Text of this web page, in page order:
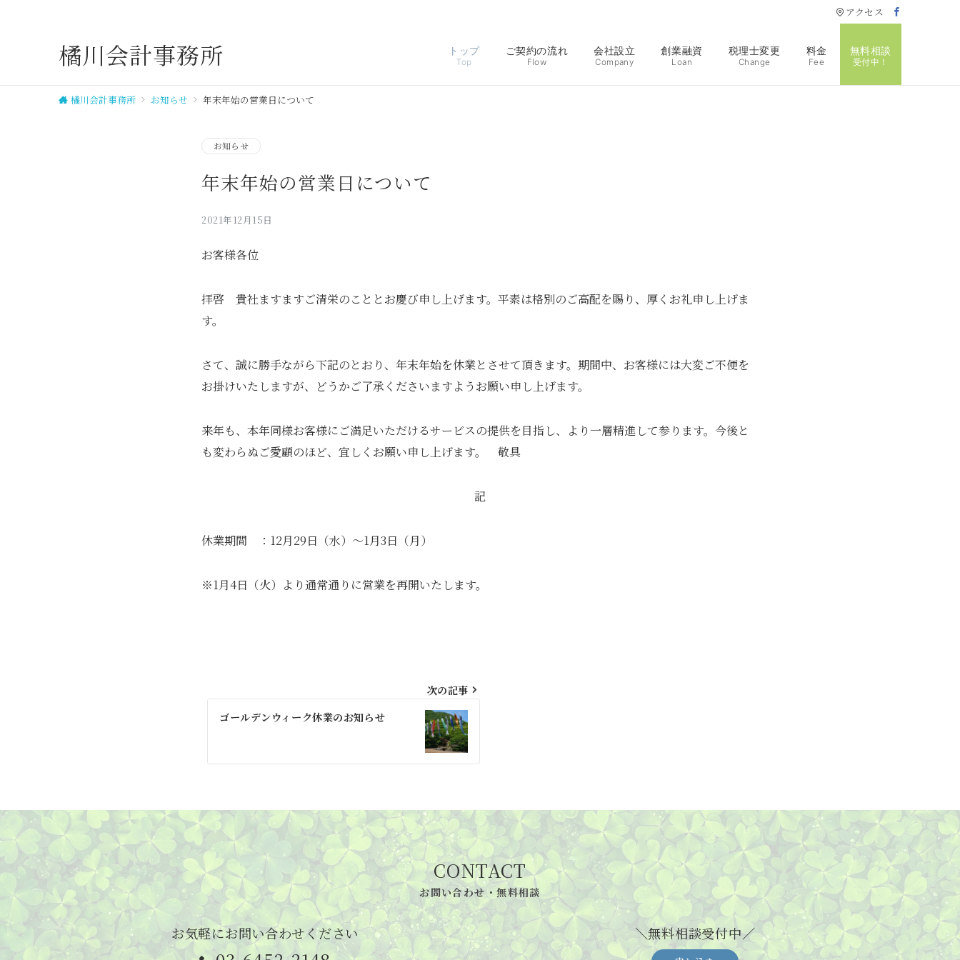
アクセス
橘川会計事務所 トップ
Top
ご契約の流れ
Flow
会社設立
Company
創業融資
Loan
税理士変更
Change
料金
Fee
無料相談
受付中！
橘川会計事務所 お知らせ 年末年始の営業日について
お知らせ
年末年始の営業日について
2021年12月15日
お客様各位
拝啓 貴社ますますご清栄のこととお慶び申し上げます。平素は格別のご高配を賜り、厚くお礼申し上げま
す。
さて、誠に勝手ながら下記のとおり、年末年始を休業とさせて頂きます。期間中、お客様には大変ご不便を
お掛けいたしますが、どうかご了承くださいますようお願い申し上げます。
来年も、本年同様お客様にご満足いただけるサービスの提供を目指し、より一層精進して参ります。今後と
も変わらぬご愛顧のほど、宜しくお願い申し上げます。 敬具
記
休業期間 ：12月29日（水）～1月3日（月）
※1月4日（火）より通常通りに営業を再開いたします。
ナ
ゲ
ー
シ
ョ
ン
次の記事
ゴールデンウィーク休業のお知らせ
CONTACT
お問い合わせ・無料相談
お気軽にお問い合わせください ＼無料相談受付中／
申し込む